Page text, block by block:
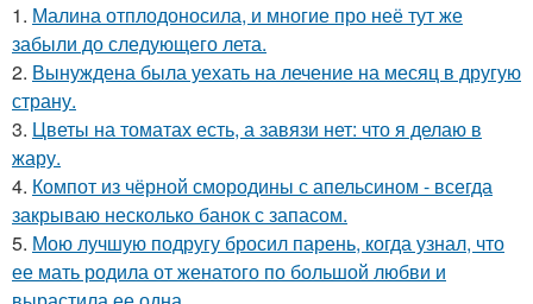
1. Малина отплодоносила, и многие про неё тут же
забыли до следующего лета.
2. Вынуждена была уехать на лечение на месяц в другую
страну.
3. Цветы на томатах есть, а завязи нет: что я делаю в
жару.
4. Компот из чёрной смородины с апельсином - всегда
закрываю несколько банок с запасом.
5. Мою лучшую подругу бросил парень, когда узнал, что
ее мать родила от женатого по большой любви и